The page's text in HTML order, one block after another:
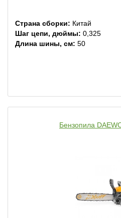
Страна сборки: Китай
Шаг цепи, дюймы: 0,325
Длина шины, см: 50
Бензопила